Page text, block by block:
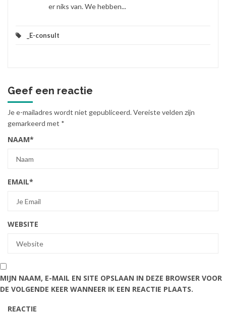
er niks van. We hebben...
_E-consult
Geef een reactie
Je e-mailadres wordt niet gepubliceerd.Vereiste velden zijn
gemarkeerd met *
NAAM*
EMAIL*
WEBSITE
MIJN NAAM, E-MAIL EN SITE OPSLAAN IN DEZE BROWSER VOOR
DE VOLGENDE KEER WANNEER IK EEN REACTIE PLAATS.
REACTIE